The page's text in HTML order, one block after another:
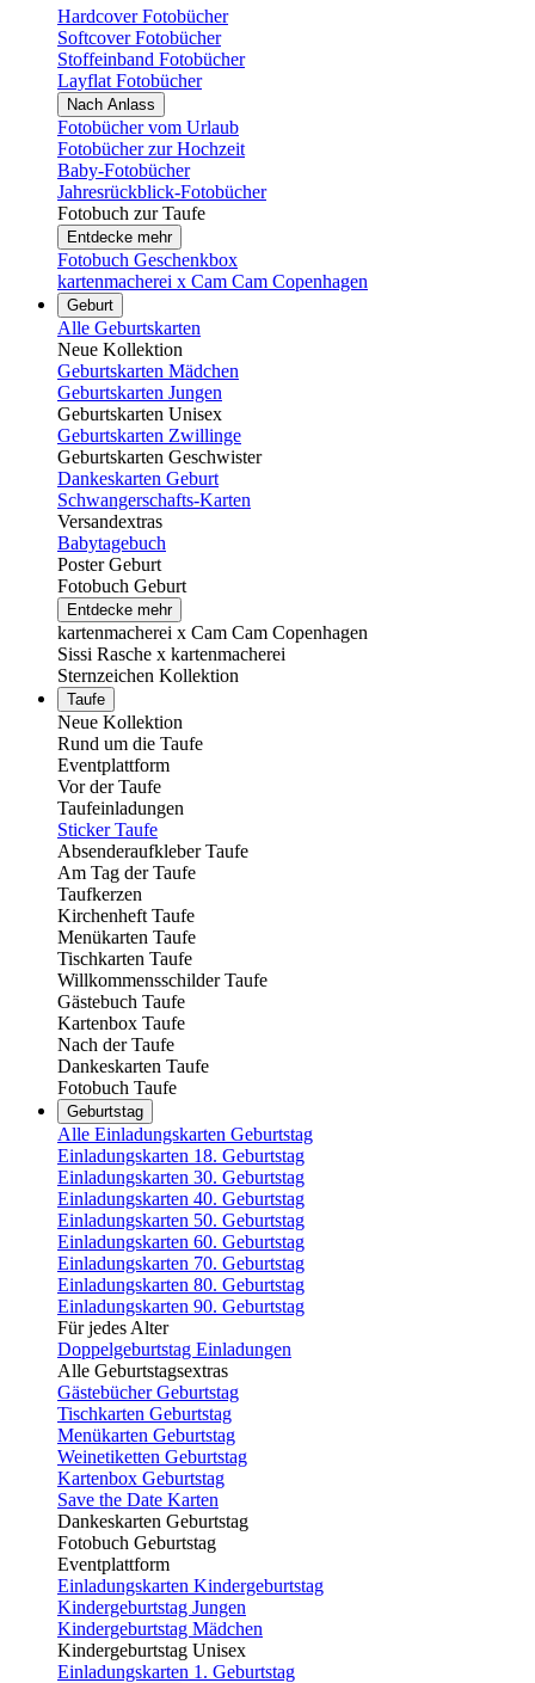
Hardcover Fotobücher
Softcover Fotobücher
Stoffeinband Fotobücher
Layflat Fotobücher
Nach Anlass
Fotobücher vom Urlaub
Fotobücher zur Hochzeit
Baby-Fotobücher
Jahresrückblick-Fotobücher
Fotobuch zur Taufe
Entdecke mehr
Fotobuch Geschenkbox
kartenmacherei x Cam Cam Copenhagen
Geburt
Alle Geburtskarten
Neue Kollektion
Geburtskarten Mädchen
Geburtskarten Jungen
Geburtskarten Unisex
Geburtskarten Zwillinge
Geburtskarten Geschwister
Dankeskarten Geburt
Schwangerschafts-Karten
Versandextras
Babytagebuch
Poster Geburt
Fotobuch Geburt
Entdecke mehr
kartenmacherei x Cam Cam Copenhagen
Sissi Rasche x kartenmacherei
Sternzeichen Kollektion
Taufe
Neue Kollektion
Rund um die Taufe
Eventplattform
Vor der Taufe
Taufeinladungen
Sticker Taufe
Absenderaufkleber Taufe
Am Tag der Taufe
Taufkerzen
Kirchenheft Taufe
Menükarten Taufe
Tischkarten Taufe
Willkommensschilder Taufe
Gästebuch Taufe
Kartenbox Taufe
Nach der Taufe
Dankeskarten Taufe
Fotobuch Taufe
Geburtstag
Alle Einladungskarten Geburtstag
Einladungskarten 18. Geburtstag
Einladungskarten 30. Geburtstag
Einladungskarten 40. Geburtstag
Einladungskarten 50. Geburtstag
Einladungskarten 60. Geburtstag
Einladungskarten 70. Geburtstag
Einladungskarten 80. Geburtstag
Einladungskarten 90. Geburtstag
Für jedes Alter
Doppelgeburtstag Einladungen
Alle Geburtstagsextras
Gästebücher Geburtstag
Tischkarten Geburtstag
Menükarten Geburtstag
Weinetiketten Geburtstag
Kartenbox Geburtstag
Save the Date Karten
Dankeskarten Geburtstag
Fotobuch Geburtstag
Eventplattform
Einladungskarten Kindergeburtstag
Kindergeburtstag Jungen
Kindergeburtstag Mädchen
Kindergeburtstag Unisex
Einladungskarten 1. Geburtstag